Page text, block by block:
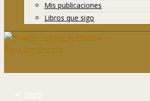
Mis publicaciones
Libros que sigo
Inicio